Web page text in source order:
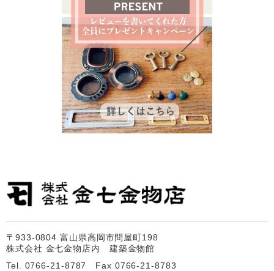
〒933-0804 富山県高岡市問屋町198
株式会社 金七金物店内 建築金物館
Tel. 0766-21-8787 Fax 0766-21-8783